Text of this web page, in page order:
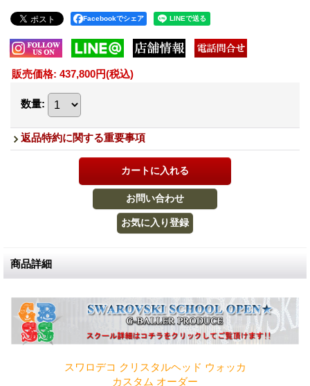
Facebookでシェア
販売価格: 437,800円(税込)
数量:
返品特約に関する重要事項
商品詳細
スワロデコ クリスタルヘッド ウォッカ
カスタム オーダー